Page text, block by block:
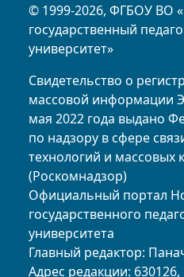
© 1999-2026, ФГБОУ ВО
государственный
университет»
Свидетельство о
массовой информации
мая 2022 года выдано
по надзору в сфере
технологий и массовых
(Роскомнадзор)
Официальный портал
государственного
университета
Главный редактор:
Адрес редакции: